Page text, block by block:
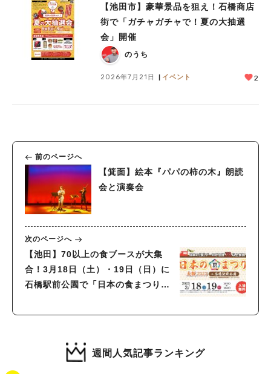
【池田市】豪華景品を狙え！石橋商店
街で「ガチャガチャで！夏の大抽選
会」開催
のうち
2026年7月21日 イベント 2
前のページへ
【箕面】絵本『パパの柿の木』朗読
会と演奏会
次のページへ
【池田】70以上の食ブースが大集
合！3月18日（土）・19日（日）に
石橋駅前公園で「日本の食まつり
週間人気記事ランキング